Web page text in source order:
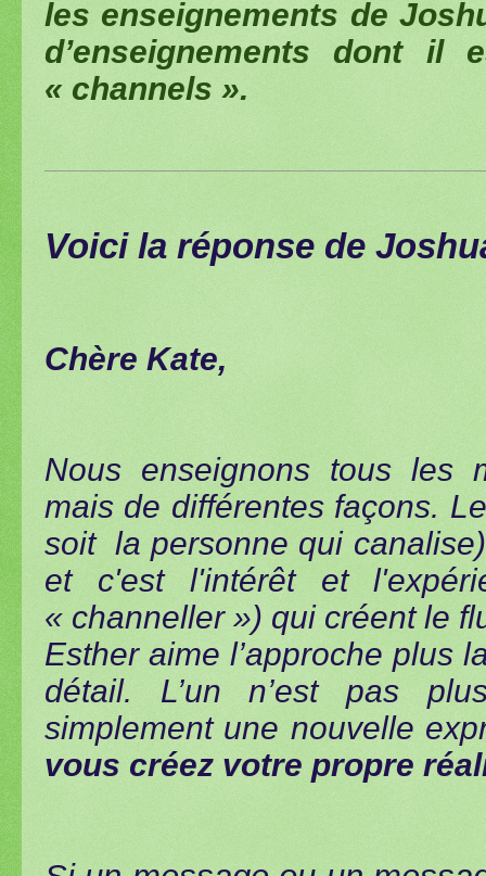
les enseignements de
d’enseignements dont il
« channels ».
Voici la réponse de
Chère Kate,
Nous enseignons tous les
mais de différentes façons.
soit la personne qui
et c'est l'intérêt et
« channeller ») qui créent le
Esther aime l’approche plus
détail. L’un n’est pas
simplement une nouvelle
vous créez votre propre